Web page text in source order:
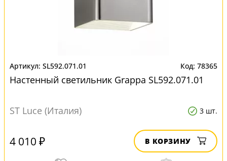
SL592.071.01 78365
Настенный светильник Grappa SL592.071.01
ST Luce (Италия) 3 шт.
4 010 ₽ В КОРЗИНУ